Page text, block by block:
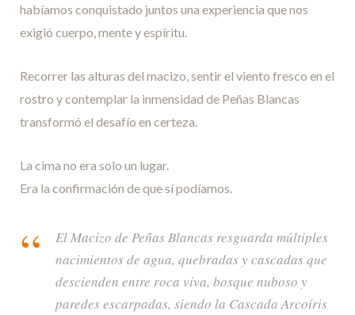
habíamos conquistado juntos una experiencia que nos
exigió cuerpo, mente y espíritu.
Recorrer las alturas del macizo, sentir el viento fresco en el
rostro y contemplar la inmensidad de Peñas Blancas
transformó el desafío en certeza.
La cima no era solo un lugar.
Era la confirmación de que sí podíamos.
El Macizo de Peñas Blancas resguarda múltiples
nacimientos de agua, quebradas y cascadas que
descienden entre roca viva, bosque nuboso y
paredes escarpadas, siendo la Cascada Arcoíris